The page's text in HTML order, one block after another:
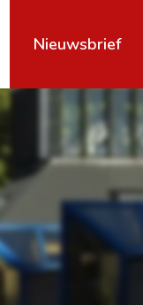
Nieuwsbrief